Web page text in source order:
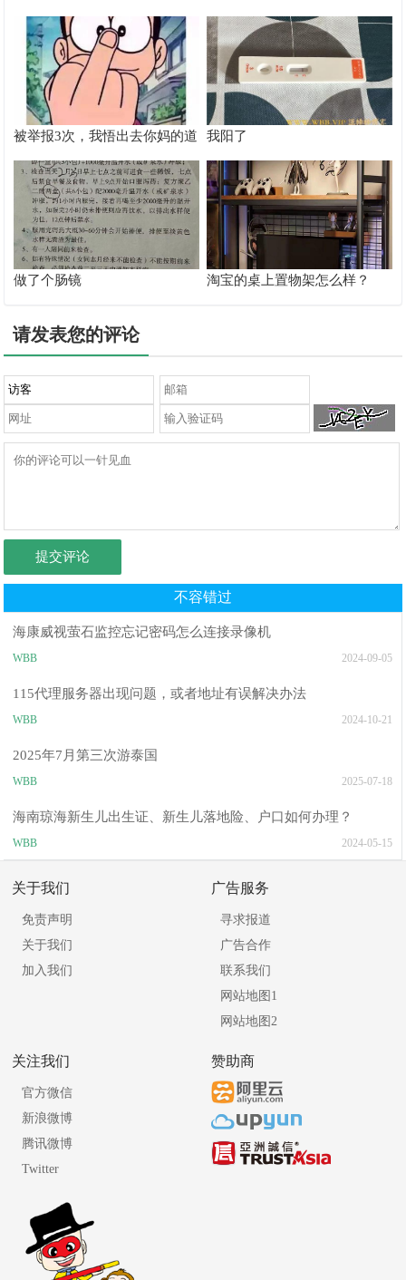
儿落地险、户口如何办理？
被举报3次，我悟出去你妈的道
理
我阳了
做了个肠镜 淘宝的桌上置物架怎么样？
请发表您的评论
提交评论
不容错过
海康威视萤石监控忘记密码怎么连接录像机
WBB 2024-09-05
115代理服务器出现问题，或者地址有误解决办法
WBB 2024-10-21
2025年7月第三次游泰国
WBB 2025-07-18
海南琼海新生儿出生证、新生儿落地险、户口如何办理？
WBB 2024-05-15
关于我们
免责声明
关于我们
加入我们
广告服务
寻求报道
广告合作
联系我们
网站地图1
网站地图2
关注我们
官方微信
新浪微博
腾讯微博
Twitter
赞助商